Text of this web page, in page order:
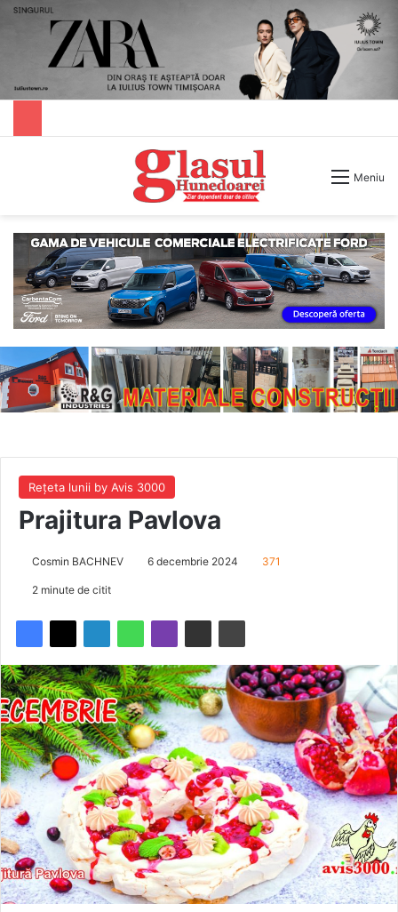
Meniu
Rețeta lunii by Avis 3000
Prajitura Pavlova
Cosmin BACHNEV 6 decembrie 2024 371
2 minute de citit